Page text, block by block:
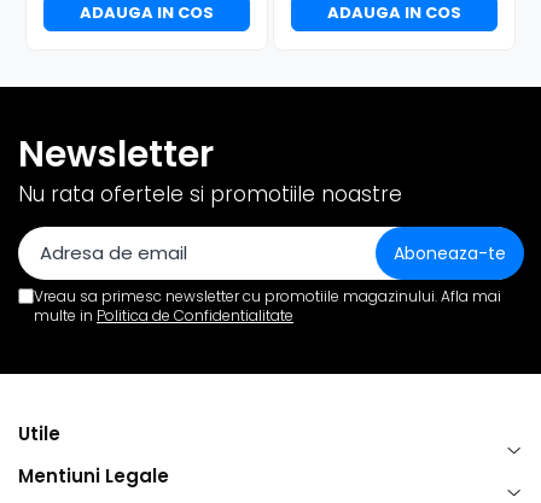
ADAUGA IN COS ADAUGA IN COS
Newsletter
Nu rata ofertele si promotiile noastre
Vreau sa primesc newsletter cu promotiile magazinului. Afla mai
multe in Politica de Confidentialitate
Utile
Mentiuni Legale